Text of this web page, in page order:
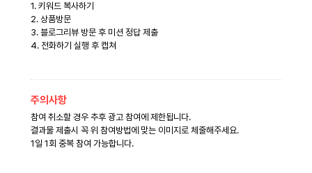
1. 키워드 복사하기
2. 상품방문
3. 블로그리뷰 방문 후 미션 정답 제출
4. 전화하기 실행 후 캡쳐
주의사항
참여 취소할 경우 추후 광고 참여에 제한됩니다.
결과물 제출시 꼭 위 참여방법에 맞는 이미지로 체줄해주세요.
1일 1회 중복 참여 가능합니다.